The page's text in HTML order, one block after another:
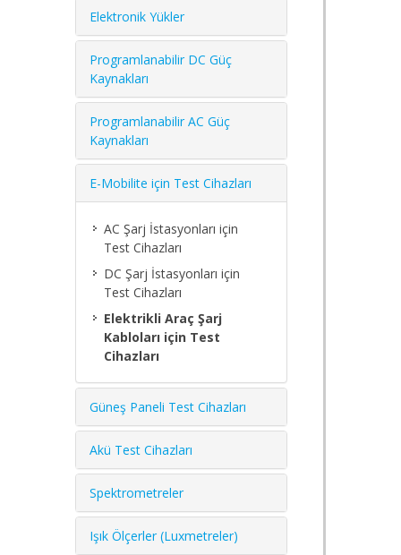
Elektronik Yükler
Programlanabilir DC Güç
Kaynakları
Programlanabilir AC Güç
Kaynakları
E-Mobilite için Test Cihazları
AC Şarj İstasyonları için
Test Cihazları
DC Şarj İstasyonları için
Test Cihazları
Elektrikli Araç Şarj
Kabloları için Test
Cihazları
Güneş Paneli Test Cihazları
Akü Test Cihazları
Spektrometreler
Işık Ölçerler (Luxmetreler)